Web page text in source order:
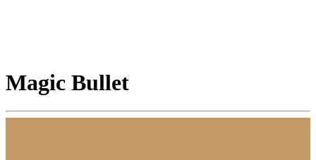
Magic Bullet